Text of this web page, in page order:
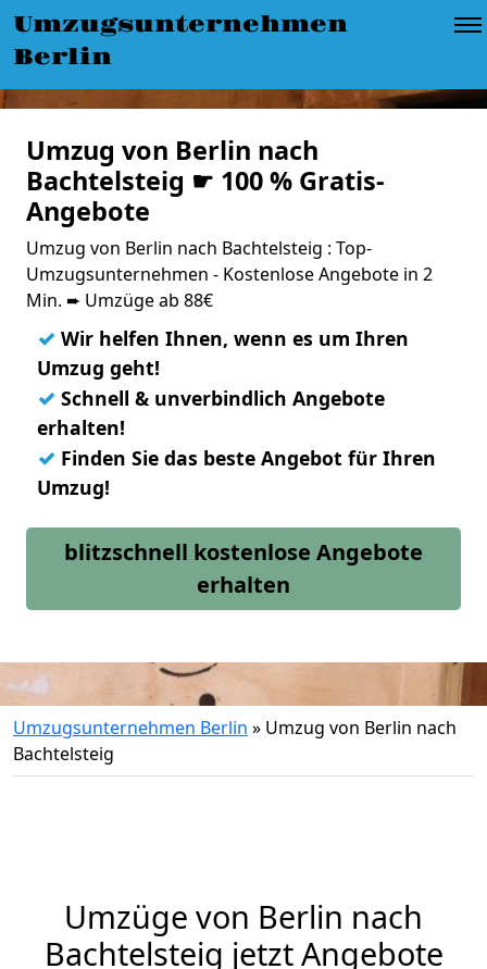
Umzugsunternehmen
Berlin
Umzug von Berlin nach
Bachtelsteig ☛ 100 % Gratis-
Angebote
Umzug von Berlin nach Bachtelsteig : Top-
Umzugsunternehmen - Kostenlose Angebote in 2
Min. ➨ Umzüge ab 88€
✓ Wir helfen Ihnen, wenn es um Ihren
Umzug geht!
✓ Schnell & unverbindlich Angebote
erhalten!
✓ Finden Sie das beste Angebot für Ihren
Umzug!
blitzschnell kostenlose Angebote
erhalten
Umzugsunternehmen Berlin » Umzug von Berlin nach
Bachtelsteig
Umzüge von Berlin nach
Bachtelsteig jetzt Angebote